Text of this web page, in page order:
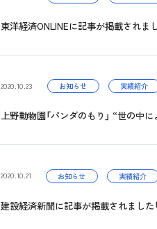
東洋経済ONLINEに記事が掲載されま
2020.10.23 お知らせ 実績紹介
上野動物園「パンダのもり」 “世の中
2020.10.21 お知らせ 実績紹介
建設経済新聞に記事が掲載されました